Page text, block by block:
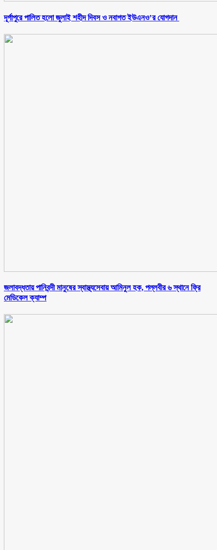
‎দূর্গাপুরে পালিত হলো জুলাই শহীদ দিবস ও নবাগত ইউএনও’র যোগদান ‎
জলাবদ্ধতায় পানিবন্দী মানুষের স্বাস্থ্যসেবায় আমিনুল হক, পল্লবীর ৬ স্থানে ফ্রি
মেডিকেল ক্যাম্প